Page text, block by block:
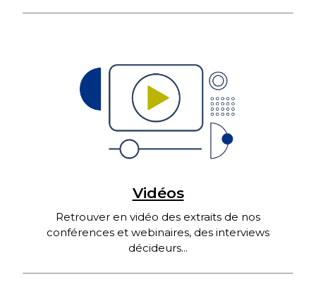
Vidéos
Retrouver en vidéo des extraits de nos
conférences et webinaires, des interviews
décideurs...